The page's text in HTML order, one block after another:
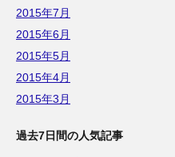
2015年7月
2015年6月
2015年5月
2015年4月
2015年3月
過去7日間の人気記事